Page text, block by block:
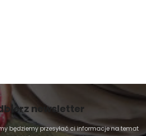
newsletter
będziemy przesyłać ci informacje na temat